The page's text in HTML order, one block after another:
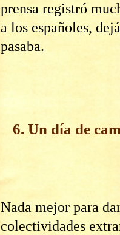
prensa registró
a los españoles,
pasaba.
6. Un día de
Nada mejor para
colectividades